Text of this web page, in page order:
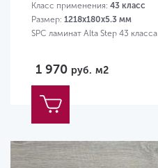
Класс применения: 43 класс
Размер: 1218х180х5.3 мм
SPC ламинат Alta Step 43 класса
1 970 руб. м2